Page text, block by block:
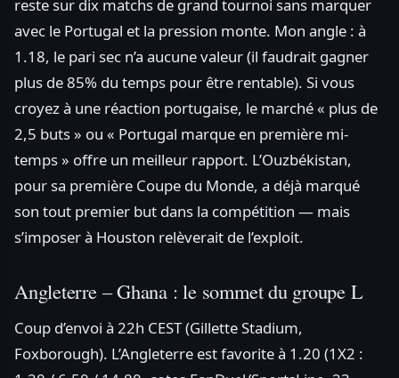
reste sur dix matchs de grand tournoi sans marquer
avec le Portugal et la pression monte. Mon angle : à
1.18, le pari sec n’a aucune valeur (il faudrait gagner
plus de 85% du temps pour être rentable). Si vous
croyez à une réaction portugaise, le marché « plus de
2,5 buts » ou « Portugal marque en première mi-
temps » offre un meilleur rapport. L’Ouzbékistan,
pour sa première Coupe du Monde, a déjà marqué
son tout premier but dans la compétition — mais
s’imposer à Houston relèverait de l’exploit.
Angleterre – Ghana : le sommet du groupe L
Coup d’envoi à 22h CEST (Gillette Stadium,
Foxborough). L’Angleterre est favorite à 1.20 (1X2 :